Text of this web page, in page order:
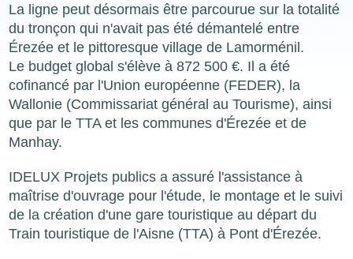
La ligne peut désormais être parcourue sur la totalité
du tronçon qui n'avait pas été démantelé entre
Érezée et le pittoresque village de Lamorménil.
Le budget global s'élève à 872 500 €. Il a été
cofinancé par l'Union européenne (FEDER), la
Wallonie (Commissariat général au Tourisme), ainsi
que par le TTA et les communes d'Érezée et de
Manhay.
IDELUX Projets publics a assuré l'assistance à
maîtrise d'ouvrage pour l'étude, le montage et le suivi
de la création d'une gare touristique au départ du
Train touristique de l'Aisne (TTA) à Pont d'Érezée.